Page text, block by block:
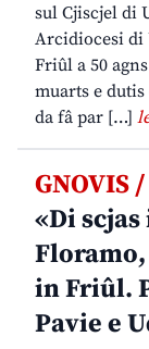
sul Cjiscjel di
Arcidiocesi di
Friûl a 50
muarts e
da fâ par […]
GNOVIS /
«Di
in Friûl.
Pavie e